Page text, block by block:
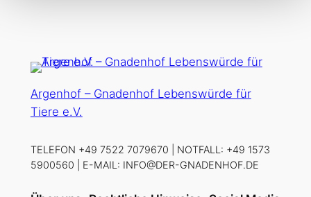
Argenhof – Gnadenhof Lebenswürde für
Tiere e.V.
TELEFON +49 7522 7079670 | NOTFALL: +49 1573
5900560 | E-MAIL: INFO@DER-GNADENHOF.DE